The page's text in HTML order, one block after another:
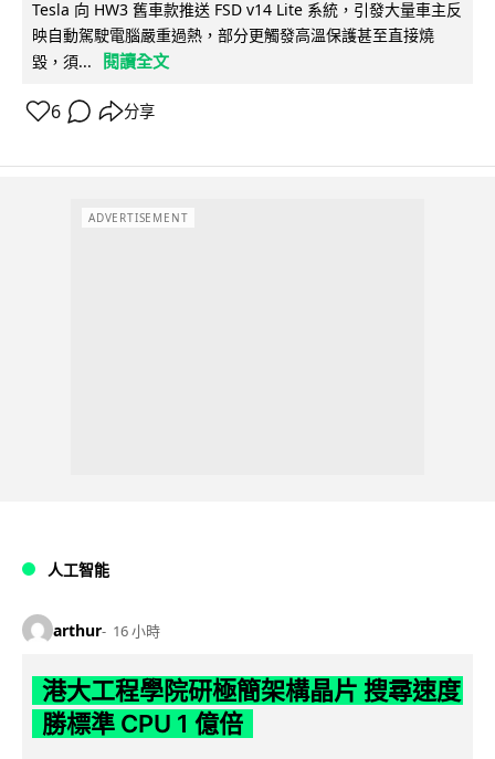
Tesla 向 HW3 舊車款推送 FSD v14 Lite 系統，引發大量車主反
映自動駕駛電腦嚴重過熱，部分更觸發高溫保護甚至直接燒
毀，須...
閱讀全文
6 分享
ADVERTISEMENT
人工智能
arthur 16 小時
港大工程學院研極簡架構晶片 搜尋速度
勝標準 CPU 1 億倍